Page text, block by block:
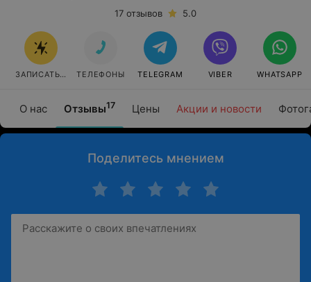
О нас Отзывы17 Цены Акции и новости
17 отзывов
5.0
ЗАПИСАТЬСЯ ТЕЛЕФОНЫ TELEGRAM VIBER WHATSAPP
Поделитесь мнением